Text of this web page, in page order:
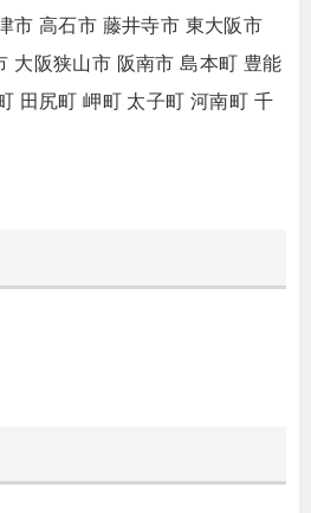
市 高石市 藤井寺市 東大阪市
大阪狭山市 阪南市 島本町 豊能
田尻町 岬町 太子町 河南町 千